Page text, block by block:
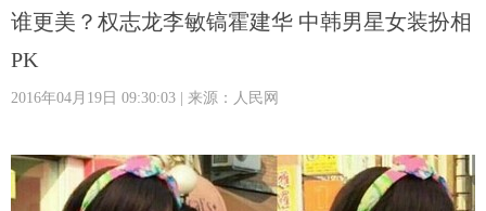
港澳 台湾 华人 汽车
旅游 健康 信息化 数据
谁更美？权志龙李敏镐霍建华 中韩男星女装扮相
PK
2016年04月19日 09:30:03 | 来源：人民网